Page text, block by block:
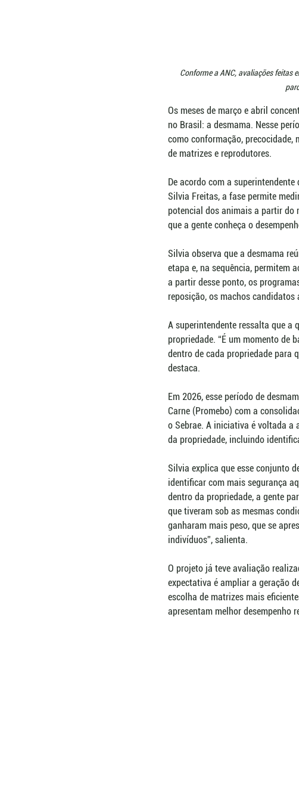
Conforme a ANC, avaliações feitas
Os meses de março e abril
no Brasil: a desmama. Nesse
como conformação, precocidade,
de matrizes e reprodutores.
De acordo com a
Silvia Freitas, a fase permite
potencial dos animais a partir do
que a gente conheça o
Silvia observa que a desmama
etapa e, na sequência, permitem
a partir desse ponto, os
reposição, os machos
A superintendente ressalta que a
propriedade. “É um momento de
dentro de cada propriedade para
destaca.
Em 2026, esse período de
Carne (Promebo) com a
o Sebrae. A iniciativa é voltada a
da propriedade, incluindo
Silvia explica que esse conjunto
identificar com mais segurança
dentro da propriedade, a gente
que tiveram sob as mesmas
ganharam mais peso, que se
indivíduos”, salienta.
O projeto já teve avaliação
expectativa é ampliar a geração
escolha de matrizes mais
apresentam melhor desempenho